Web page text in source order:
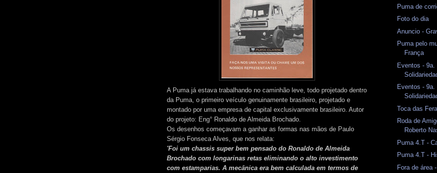
A Puma já estava trabalhando no caminhão leve, todo projetado dentro
da Puma, o primeiro veículo genuinamente brasileiro, projetado e
montado por uma empresa de capital exclusivamente brasileiro. Autor
do projeto: Eng° Ronaldo de Almeida Brochado.
Os desenhos começavam a ganhar as formas nas mãos de Paulo
Sérgio Fonseca Alves, que nos relata:
'Foi um chassis super bem pensado do Ronaldo de Almeida
Brochado com longarinas retas eliminando o alto investimento
com estamparias. A mecânica era bem calculada em termos de
Puma de
Foto do dia
Anuncio -
Puma pelo
França
Eventos - 9a.
Eventos - 9a.
Toca das
Roda de
Roberto
Puma 4.T -
Puma 4.T -
Fora de área